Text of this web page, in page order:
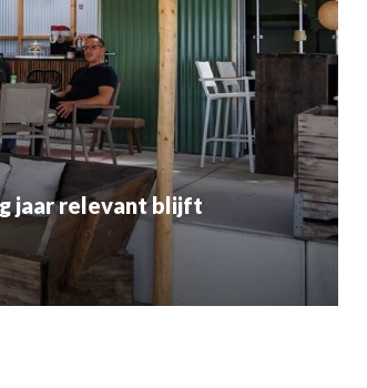
jaar relevant blijft